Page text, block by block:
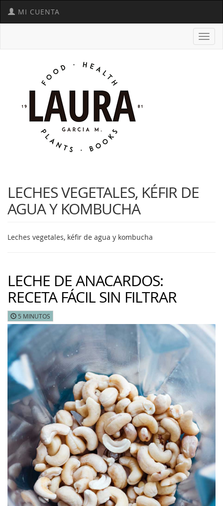
MI CUENTA
LECHES VEGETALES, KÉFIR DE
AGUA Y KOMBUCHA
Leches vegetales, kéfir de agua y kombucha
LECHE DE ANACARDOS:
RECETA FÁCIL SIN FILTRAR
5 MINUTOS